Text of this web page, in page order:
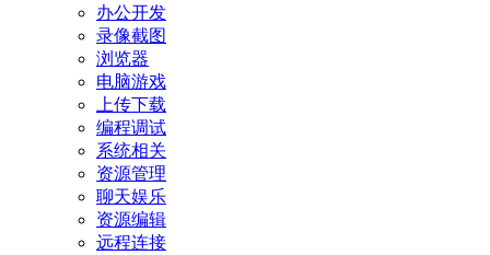
办公开发
录像截图
浏览器
电脑游戏
上传下载
编程调试
系统相关
资源管理
聊天娱乐
资源编辑
远程连接